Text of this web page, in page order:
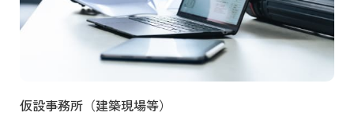
仮設事務所（建築現場等）